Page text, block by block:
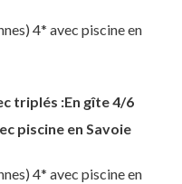
4* avec piscine en
triplés :En gîte 4/6
piscine en Savoie
4* avec piscine en